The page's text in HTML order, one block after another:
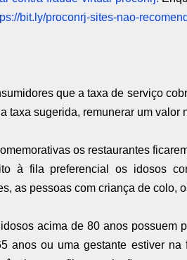
bit.ly/proconrj-sites-nao-
que a taxa de serviço
taxa sugerida, remunerar um valor
os restaurantes
à fila preferencial os idosos
as pessoas com criança de colo,
acima de 80 anos possuem
anos ou uma gestante estiver